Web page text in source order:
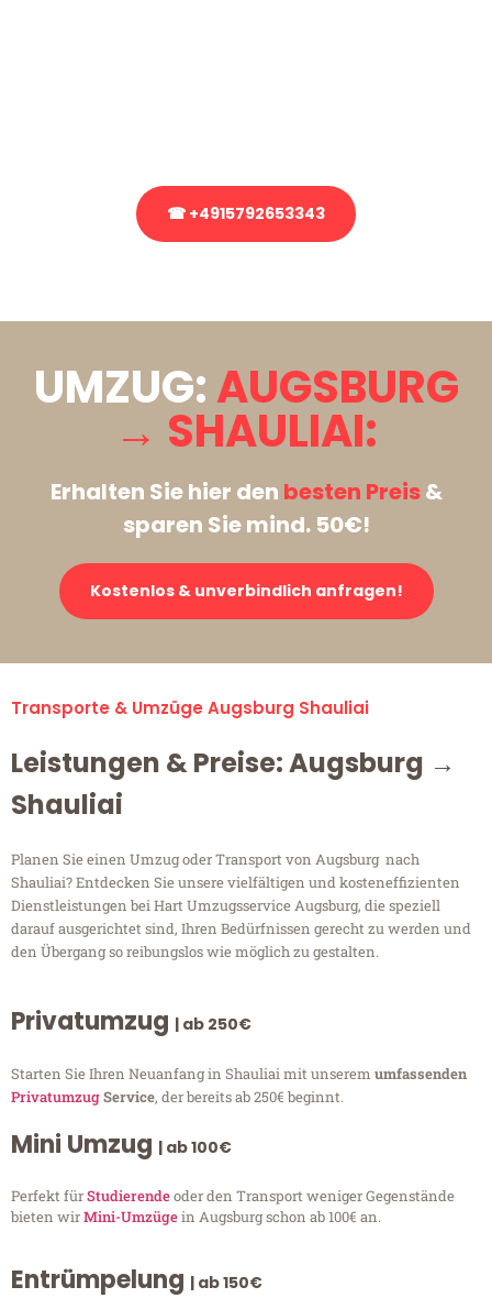
☎ +4915792653343
UMZUG:AUGSBURG
→ SHAULIAI:
Erhalten Sie hier den besten Preis&
sparen Sie mind. 50€!
Kostenlos & unverbindlich anfragen!
Transporte & Umzüge Augsburg Shauliai
Leistungen & Preise: Augsburg →
Shauliai
Planen Sie einen Umzug oder Transport von Augsburg nach
Shauliai? Entdecken Sie unsere vielfältigen und kosteneffizienten
Dienstleistungen bei Hart Umzugsservice Augsburg, die speziell
darauf ausgerichtet sind, Ihren Bedürfnissen gerecht zu werden und
den Übergang so reibungslos wie möglich zu gestalten.
Privatumzug | ab 250€
Starten Sie Ihren Neuanfang in Shauliai mit unserem umfassenden
PrivatumzugService, der bereits ab 250€ beginnt.
Mini Umzug | ab 100€
Perfekt fürStudierendeoder den Transport weniger Gegenstände
bieten wirMini-Umzügein Augsburg schon ab 100€ an.
Entrümpelung | ab 150€